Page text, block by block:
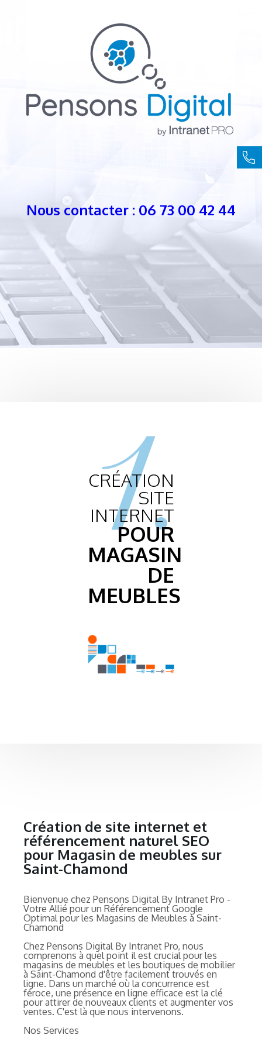
Nous contacter : 06 73 00 42 44
1.
CRÉATION
SITE
INTERNET
POUR
MAGASIN
DE
MEUBLES
Création de site internet et
référencement naturel SEO
pour Magasin de meubles sur
Saint-Chamond
Bienvenue chez Pensons Digital By Intranet Pro -
Votre Allié pour un Référencement Google
Optimal pour les Magasins de Meubles à Saint-
Chamond
Chez Pensons Digital By Intranet Pro, nous
comprenons à quel point il est crucial pour les
magasins de meubles et les boutiques de mobilier
à Saint-Chamond d'être facilement trouvés en
ligne. Dans un marché où la concurrence est
féroce, une présence en ligne efficace est la clé
pour attirer de nouveaux clients et augmenter vos
ventes. C'est là que nous intervenons.
Nos Services